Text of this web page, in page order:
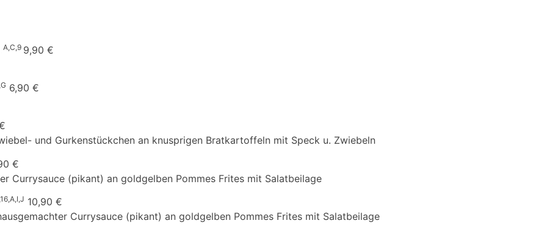
A,C,9 9,90 €
6,90 €
und Gurkenstückchen an knusprigen Bratkartoffeln mit Speck u. Zwiebeln
€
Currysauce (pikant) an goldgelben Pommes Frites mit Salatbeilage
10,90 €
Currysauce (pikant) an goldgelben Pommes Frites mit Salatbeilage